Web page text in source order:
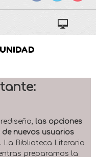
las opciones
nuevos usuarios
. La Biblioteca Literaria
preparamos la